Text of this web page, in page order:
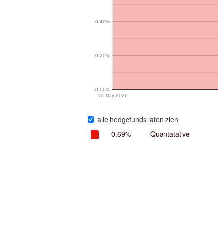
10 May 2026
0.00%
0.20%
0.40%
alle hedgefunds laten zien
0.69%
Quantatative